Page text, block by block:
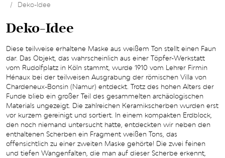
Deko-Idee
Deko-Idee
Diese teilweise erhaltene Maske aus weißem Ton stellt einen Faun
dar. Das Objekt, das wahrscheinlich aus einer Töpfer-Werkstatt
vom Rudolfplatz in Köln stammt, wurde 1910 vom Lehrer Firmin
Hénaux bei der teilweisen Ausgrabung der römischen Villa von
Chardeneux-Bonsin (Namur) entdeckt. Trotz des hohen Alters der
Funde blieb ein großer Teil des gesammelten archäologischen
Materials ungezeigt. Die zahlreichen Keramikscherben wurden erst
vor kurzem gereinigt und sortiert. In einem kompakten Erdblock,
den noch niemand untersucht hatte, entdeckten wir neben den
enthaltenen Scherben ein Fragment weißen Tons, das
offensichtlich zu einer zweiten Maske gehörte! Die zwei feinen
und tiefen Wangenfalten, die man auf dieser Scherbe erkennt,